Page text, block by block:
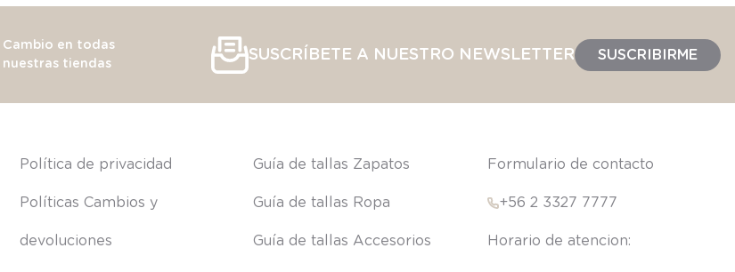
Cambio en todas
nuestras tiendas
SUSCRÍBETE A NUESTRO NEWSLETTER SUSCRIBIRME
Política de privacidad
Políticas Cambios y
devoluciones
Guía de tallas Zapatos
Guía de tallas Ropa
Guía de tallas Accesorios
Formulario de contacto
+56 2 3327 7777